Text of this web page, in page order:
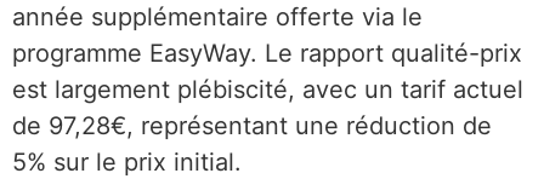
année supplémentaire offerte via le
programme EasyWay. Le rapport qualité-prix
est largement plébiscité, avec un tarif actuel
de 97,28€, représentant une réduction de
5% sur le prix initial.